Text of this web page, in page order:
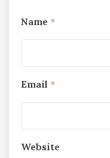
Name *
Email *
Website